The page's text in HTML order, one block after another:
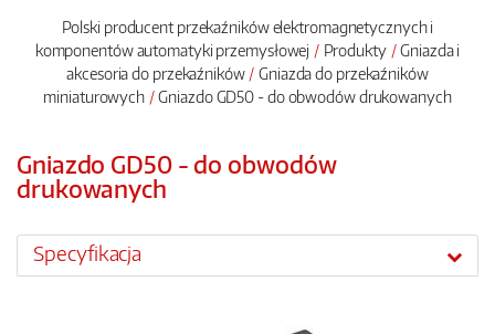
Polski producent przekaźników elektromagnetycznych i
komponentów automatyki przemysłowej
Produkty
Gniazda i
akcesoria do przekaźników
Gniazda do przekaźników
miniaturowych
Gniazdo GD50 - do obwodów drukowanych
Gniazdo GD50 - do obwodów
drukowanych
Specyfikacja